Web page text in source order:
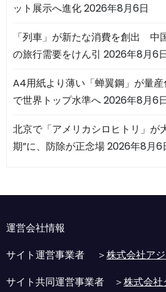
ット展示へ進化2026年8月6日
「列車」が新たな消費を創出 中
の旅行需要をけん引 2026年8月6
A4用紙より薄い「蝉翼鋼」が量
で世界トップ水準へ2026年8月6
北京で「アメリカシロヒトリ」
期”に、防除が正念場2026年8月6
運営会社情報
サイト運営事業者 ＞株式会社ア
サイト共同運営事業者 ＞株式会社